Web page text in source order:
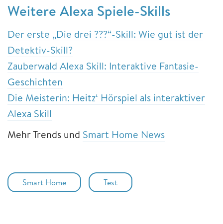
Weitere Alexa Spiele-Skills
Der erste „Die drei ???“-Skill: Wie gut ist der
Detektiv-Skill?
Zauberwald Alexa Skill: Interaktive Fantasie-
Geschichten
Die Meisterin: Heitz‘ Hörspiel als interaktiver
Alexa Skill
Mehr Trends und Smart Home News
Smart Home Test